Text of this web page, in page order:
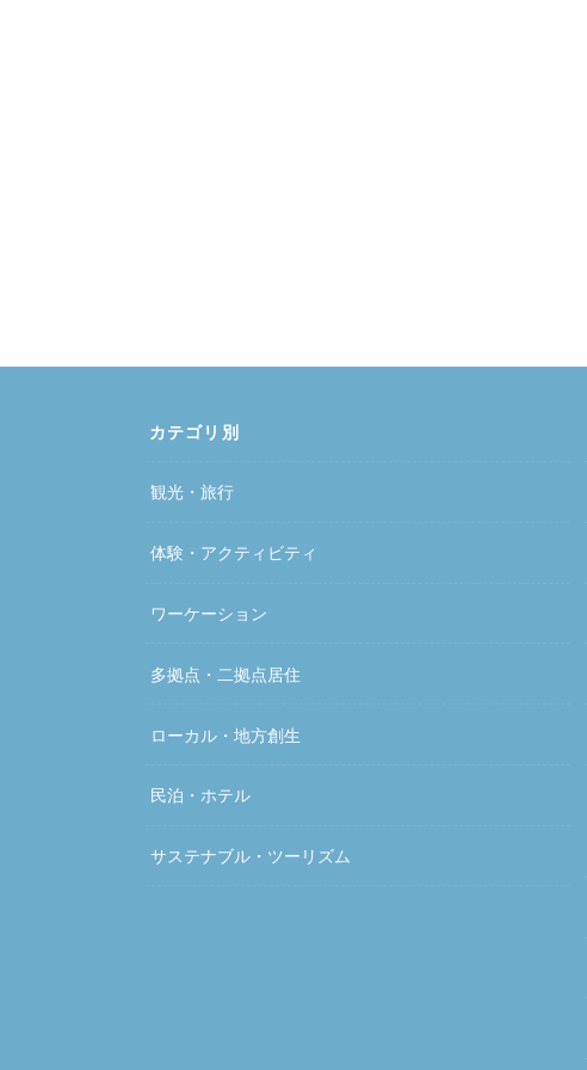
カテゴリ別
観光・旅行
体験・アクティビティ
ワーケーション
多拠点・二拠点居住
ローカル・地方創生
民泊・ホテル
サステナブル・ツーリズム